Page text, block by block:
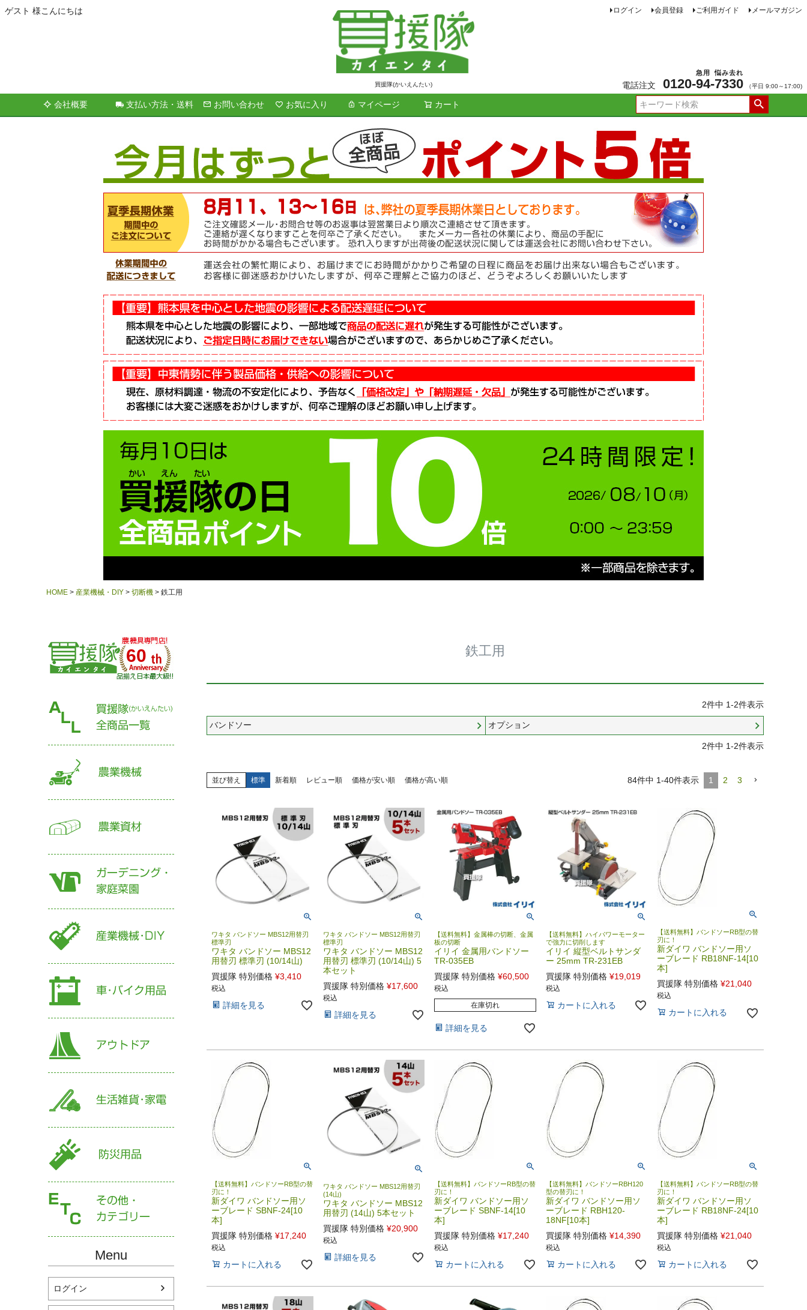
ゲスト 様こんにちは
買援隊(かいえんたい)
ログイン 会員登録 ご利用ガイド メールマガジン
電話注文 0120-94
急用
-7330
悩み去れ
（平日 9:00～17:00)
会社概要 支払い方法・送料 お問い合わせ お気に入り マイページ カート
検索
HOME 産業機械・DIY 切断機 鉄工用
60
Menu
ログイン
鉄工用
2件中 1-2件表示
バンドソー オプション
2件中 1-2件表示
並び替え 標準 新着順 レビュー順 価格が安い順 価格が高い順 84件中 1-40件表示 1 2 3
ワキタ バンドソー MBS12用替刃
標準刃
ワキタ バンドソー MBS12
用替刃 標準刃 (10/14山)
買援隊 特別価格 ¥3,410
税込
詳細を見る
ワキタ バンドソー MBS12用替刃
標準刃
ワキタ バンドソー MBS12
用替刃 標準刃 (10/14山) 5
本セット
買援隊 特別価格 ¥17,600
税込
詳細を見る
【送料無料】金属棒の切断、金属
板の切断
イリイ 金属用バンドソー
TR-035EB
買援隊 特別価格 ¥60,500
税込
在庫切れ
詳細を見る
【送料無料】ハイパワーモーター
で強力に切削します
イリイ 縦型ベルトサンダ
ー 25mm TR-231EB
買援隊 特別価格 ¥19,019
税込
カートに入れる
【送料無料】バンドソーRB型の替
刃に！
新ダイワ バンドソー用ソ
ーブレード RB18NF-14[10
本]
買援隊 特別価格 ¥21,040
税込
カートに入れる
【送料無料】バンドソーRB型の替
刃に！
新ダイワ バンドソー用ソ
ーブレード SBNF-24[10
本]
買援隊 特別価格 ¥17,240
税込
カートに入れる
ワキタ バンドソー MBS12用替刃
(14山)
ワキタ バンドソー MBS12
用替刃 (14山) 5本セット
買援隊 特別価格 ¥20,900
税込
詳細を見る
【送料無料】バンドソーRB型の替
刃に！
新ダイワ バンドソー用ソ
ーブレード SBNF-14[10
本]
買援隊 特別価格 ¥17,240
税込
カートに入れる
【送料無料】バンドソーRBH120
型の替刃に！
新ダイワ バンドソー用ソ
ーブレード RBH120-
18NF[10本]
買援隊 特別価格 ¥14,390
税込
カートに入れる
【送料無料】バンドソーRB型の替
刃に！
新ダイワ バンドソー用ソ
ーブレード RB18NF-24[10
本]
買援隊 特別価格 ¥21,040
税込
カートに入れる